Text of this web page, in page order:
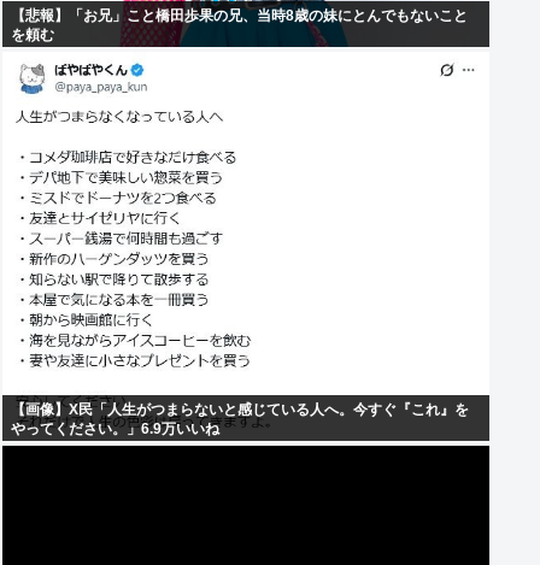
【悲報】「お兄」こと橋田歩果の兄、当時8歳の妹にとんでもないこと
を頼む
【画像】X民「人生がつまらないと感じている人へ。今すぐ『これ』を
やってください。」6.9万いいね